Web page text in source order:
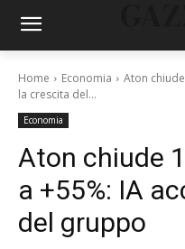
Home Economia
Aton
la crescita del...
Economia
Aton chiude
a +55%: IA
del gruppo